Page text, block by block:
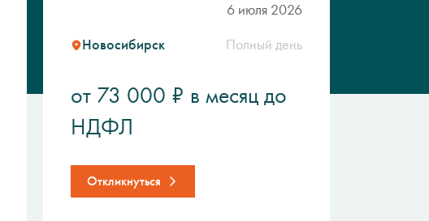
6 июля 2026
Новосибирск
Полный день
от 73 000 ₽ в месяц до
НДФЛ
Откликнуться